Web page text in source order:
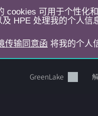
cookies 可用于个性化
HPE 处理我的个人信
传输同意函 将我的个人
GreenLake